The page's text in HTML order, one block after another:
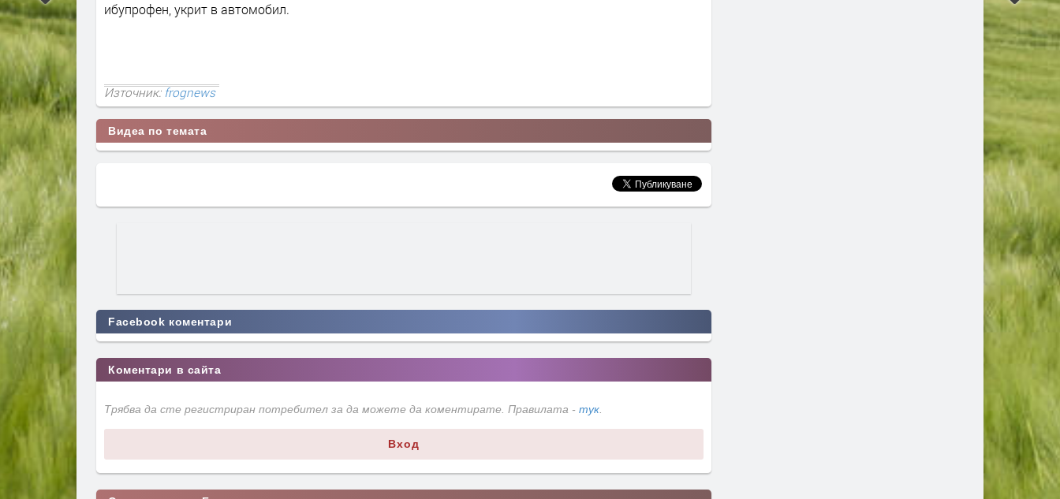
ибупрофен, укрит в автомобил.
Източник:frognews
Видеа по темата
Facebook коментари
Коментари в сайта
Трябва да сте регистриран потребител за да можете да коментирате. Правилата - тук.
Вход